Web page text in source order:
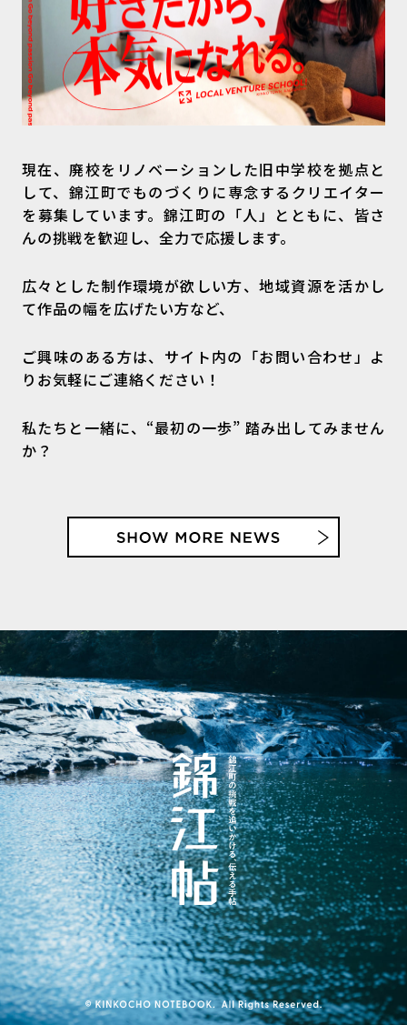
現在、廃校をリノベーションした旧中学校を拠点と
して、錦江町でものづくりに専念するクリエイター
を募集しています。錦江町の「人」とともに、皆さ
んの挑戦を歓迎し、全力で応援します。
広々とした制作環境が欲しい方、地域資源を活かし
て作品の幅を広げたい方など、
ご興味のある方は、サイト内の「お問い合わせ」よ
りお気軽にご連絡ください！
私たちと一緒に、“最初の一歩” 踏み出してみません
か？